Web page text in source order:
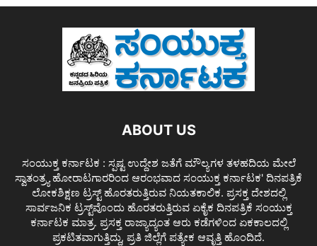
ABOUT US
ಸಂಯುಕ್ತ ಕರ್ನಾಟಕ : ಸ್ಪಷ್ಟ ಉದ್ದೇಶ ಜತೆಗೆ ಮೌಲ್ಯಗಳ ತಳಹದಿಯ ಮೇಲೆ
ಸ್ವಾತಂತ್ರ್ಯ ಹೋರಾಟಗಾರರಿಂದ ಆರಂಭವಾದ ಸಂಯುಕ್ತ ಕರ್ನಾಟಕ' ದಿನಪತ್ರಿಕೆ
ಲೋಕಶಿಕ್ಷಣ ಟ್ರಸ್ಟ್ ಹೊರತರುತ್ತಿರುವ ನಿಯತಕಾಲಿಕ. ಪ್ರಸಕ್ತ ದೇಶದಲ್ಲಿ
ಸಾರ್ವಜನಿಕ ಟ್ರಸ್ಟ್‌ವೊಂದು ಹೊರತರುತ್ತಿರುವ ಏಕೈಕ ದಿನಪತ್ರಿಕೆ ಸಂಯುಕ್ತ
ಕರ್ನಾಟಕ ಮಾತ್ರ. ಪ್ರಸಕ್ತ ರಾಜ್ಯಾದ್ಯಂತ ಆರು ಕಡೆಗಳಿಂದ ಏಕಕಾಲದಲ್ಲಿ
ಪ್ರಕಟಿತವಾಗುತ್ತಿದ್ದು, ಪ್ರತಿ ಜಿಲ್ಲೆಗೆ ಪತ್ಯೇಕ ಆವೃತ್ತಿ ಹೊಂದಿದೆ.